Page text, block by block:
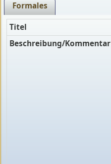
Formales
Titel
Beschreibung/Kommentar